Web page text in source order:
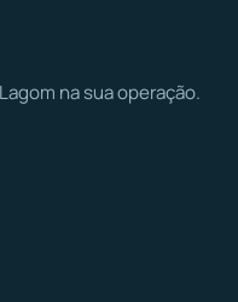
na sua operação.